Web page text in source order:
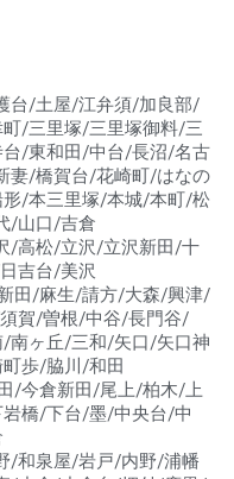
台/土屋/江弁須/加良部/
/三里塚/三里塚御料/三
/東和田/中台/長沼/名古
妻/橋賀台/花崎町/はなの
/本三里塚/本城/本町/松
/山口/吉倉
/高松/立沢/立沢新田/十
吉台/美沢
田/麻生/請方/大森/興津/
賀/曽根/中谷/長門谷/
南ヶ丘/三和/矢口/矢口神
歩/脇川/和田
/今倉新田/尾上/柏木/上
橋/下台/墨/中央台/中
/和泉屋/岩戸/内野/浦幡